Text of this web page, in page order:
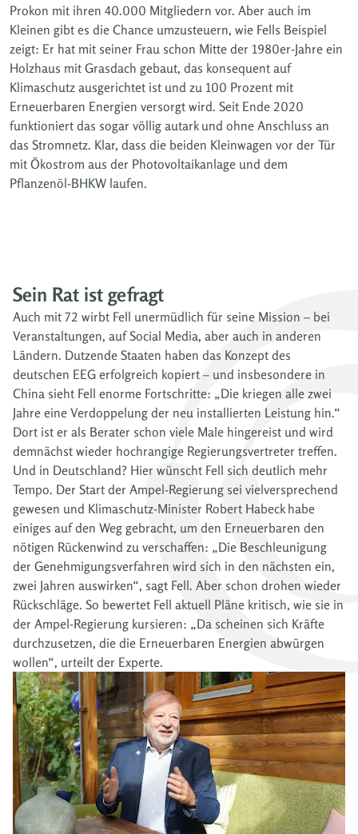
Prokon mit ihren 40.000 Mitgliedern vor. Aber auch im
Kleinen gibt es die Chance umzusteuern, wie Fells Beispiel
zeigt: Er hat mit seiner Frau schon Mitte der 1980er-Jahre ein
Holzhaus mit Grasdach gebaut, das konsequent auf
Klimaschutz ausgerichtet ist und zu 100 Prozent mit
Erneuerbaren Energien versorgt wird. Seit Ende 2020
funktioniert das sogar völlig autark und ohne Anschluss an
das Stromnetz. Klar, dass die beiden Kleinwagen vor der Tür
mit Ökostrom aus der Photovoltaikanlage und dem
Pflanzenöl-BHKW laufen.
Sein Rat ist gefragt
Auch mit 72 wirbt Fell unermüdlich für seine Mission – bei
Veranstaltungen, auf Social Media, aber auch in anderen
Ländern. Dutzende Staaten haben das Konzept des
deutschen EEG erfolgreich kopiert – und insbesondere in
China sieht Fell enorme Fortschritte: „Die kriegen alle zwei
Jahre eine Verdoppelung der neu installierten Leistung hin.“
Dort ist er als Berater schon viele Male hingereist und wird
demnächst wieder hochrangige Regierungsvertreter treffen.
Und in Deutschland? Hier wünscht Fell sich deutlich mehr
Tempo. Der Start der Ampel-Regierung sei vielversprechend
gewesen und Klimaschutz-Minister Robert Habeck habe
einiges auf den Weg gebracht, um den Erneuerbaren den
nötigen Rückenwind zu verschaffen: „Die Beschleunigung
der Genehmigungsverfahren wird sich in den nächsten ein,
zwei Jahren auswirken“, sagt Fell. Aber schon drohen wieder
Rückschläge. So bewertet Fell aktuell Pläne kritisch, wie sie in
der Ampel-Regierung kursieren: „Da scheinen sich Kräfte
durchzusetzen, die die Erneuerbaren Energien abwürgen
wollen“, urteilt der Experte.